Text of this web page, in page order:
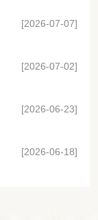
[2026-07-07]
[2026-07-02]
[2026-06-23]
[2026-06-18]